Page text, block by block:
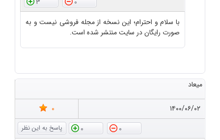
با سلام و احترام؛ این نسخه از مجله فروشی نیست و به
صورت رایگان در سایت منتشر شده است.
میعاد
۱۴۰۰/۰۶/۰۲
0
0
0